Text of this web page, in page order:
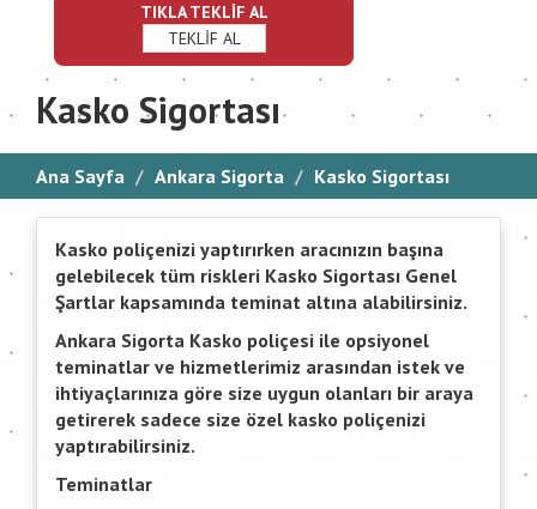
TIKLA TEKLİF AL
TEKLİF AL
Kasko Sigortası
Ana Sayfa Ankara Sigorta Kasko Sigortası
Kasko poliçenizi yaptırırken aracınızın başına
gelebilecek tüm riskleri Kasko Sigortası Genel
Şartlar kapsamında teminat altına alabilirsiniz.
Ankara Sigorta Kasko poliçesi ile opsiyonel
teminatlar ve hizmetlerimiz arasından istek ve
ihtiyaçlarınıza göre size uygun olanları bir araya
getirerek sadece size özel kasko poliçenizi
yaptırabilirsiniz.
Teminatlar